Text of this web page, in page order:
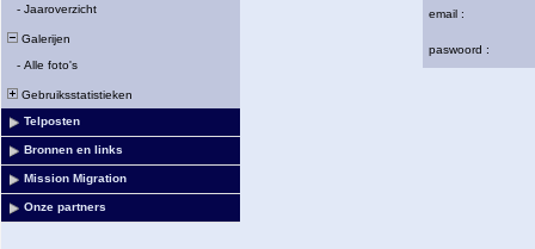
- Jaaroverzicht
Galerijen
- Alle foto's
Gebruiksstatistieken
Telposten
Bronnen en links
Mission Migration
Onze partners
email :
paswoord :